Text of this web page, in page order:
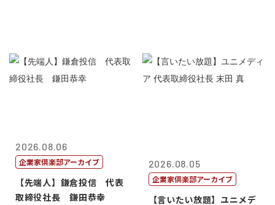
2026.08.06
企業家倶楽部アーカイブ
【先端人】鎌倉投信 代表
取締役社長 鎌田恭幸
2026.08.05
企業家倶楽部アーカイブ
【言いたい放題】ユニメデ